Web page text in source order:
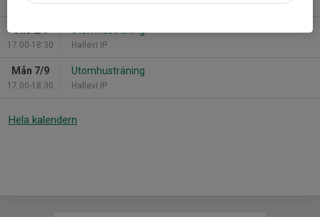
Ons 2/9
17:00-18:30
Utomhusträning
Hallevi IP
Mån 7/9
17:00-18:30
Utomhusträning
Hallevi IP
Hela kalendern